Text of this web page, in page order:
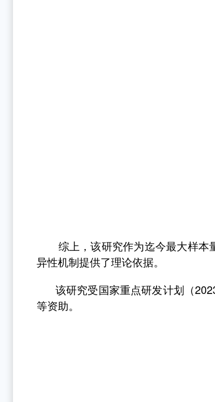
综上，该研究作为迄今最大样本
异性机制提供了理论依据。
该研究受国家重点研发计划（
等资助。